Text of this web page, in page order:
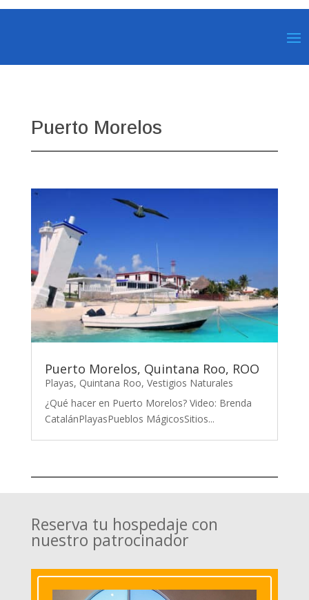
Puerto Morelos
Puerto Morelos, Quintana Roo, ROO
Playas, Quintana Roo, Vestigios Naturales
¿Qué hacer en Puerto Morelos? Video: Brenda
CatalánPlayasPueblos MágicosSitios...
Reserva tu hospedaje con
nuestro patrocinador